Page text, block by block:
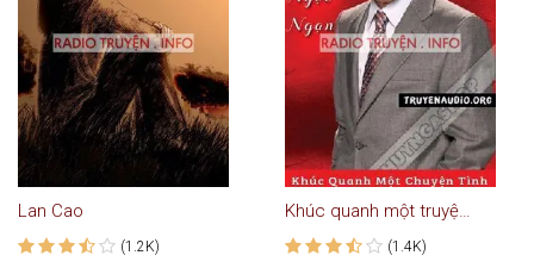
Lan Cao
(1.2K)
Khúc quanh một truyện tình
(1.4K)